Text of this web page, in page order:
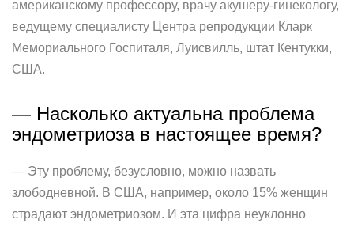
американскому профессору, врачу акушеру-гинекологу,
ведущему специалисту Центра репродукции Кларк
Мемориального Госпиталя, Луисвилль, штат Кентукки,
США.
— Насколько актуальна проблема
эндометриоза в настоящее время?
— Эту проблему, безусловно, можно назвать
злободневной. В США, например, около 15% женщин
страдают эндометриозом. И эта цифра неуклонно